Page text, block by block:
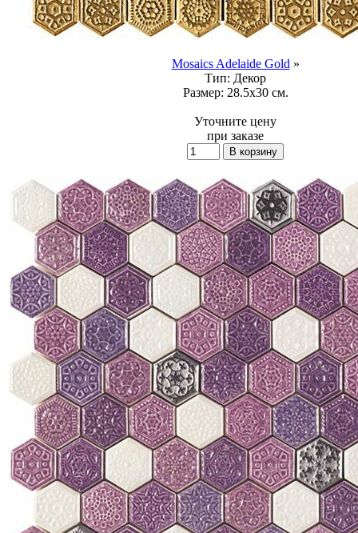
Mosaics Adelaide Gold »
Тип: Декор
Размер: 28.5x30 см.
Уточните цену
при заказе